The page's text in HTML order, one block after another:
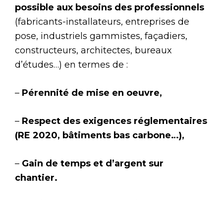
possible aux besoins des professionnels
(fabricants-installateurs, entreprises de
pose, industriels gammistes, façadiers,
constructeurs, architectes, bureaux
d’études…) en termes de :
– Pérennité de mise en oeuvre,
– Respect des exigences réglementaires
(RE 2020, bâtiments bas carbone…),
– Gain de temps et d’argent sur
chantier.